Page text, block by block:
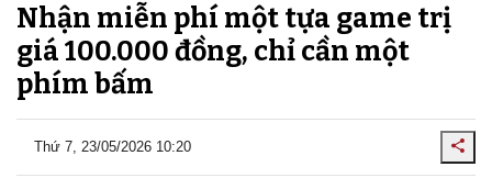
Nhận miễn phí một tựa game trị
giá 100.000 đồng, chỉ cần một
phím bấm
Thứ 7, 23/05/2026 10:20